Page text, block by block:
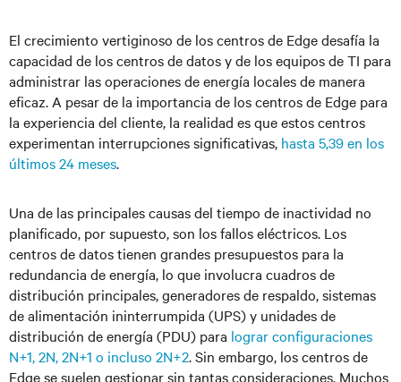
El crecimiento vertiginoso de los centros de Edge desafía la
capacidad de los centros de datos y de los equipos de TI para
administrar las operaciones de energía locales de manera
eficaz. A pesar de la importancia de los centros de Edge para
la experiencia del cliente, la realidad es que estos centros
experimentan interrupciones significativas, hasta 5,39 en los
últimos 24 meses.
Una de las principales causas del tiempo de inactividad no
planificado, por supuesto, son los fallos eléctricos. Los
centros de datos tienen grandes presupuestos para la
redundancia de energía, lo que involucra cuadros de
distribución principales, generadores de respaldo, sistemas
de alimentación ininterrumpida (UPS) y unidades de
distribución de energía (PDU) para lograr configuraciones
N+1, 2N, 2N+1 o incluso 2N+2. Sin embargo, los centros de
Edge se suelen gestionar sin tantas consideraciones. Muchos